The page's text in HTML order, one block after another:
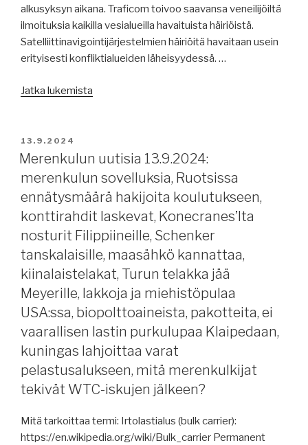
kukin
on,
vanha
tutkimus
päällikölle
ja
yliperämiehelle
30
vuotta
vankeutta
Turkissa,
Draghin
raportti,
muovipelletit
uhkana
merille,
mt
Sounion,
kauppalaivojen
uusi
aste?”
alkusyksyn aikana. Traficom toivoo saavansa veneilijöiltä
ilmoituksia kaikilla vesialueilla havaituista häiriöistä.
Satelliittinavigointijärjestelmien häiriöitä havaitaan usein
erityisesti konfliktialueiden läheisyydessä. …
Jatka lukemista
häirintää,
merenkulkijoiden
palkkakehitys,
raportteja,
konttilinjoihin
muutoksia,
venäläisen
öljyn
hinta
lähenee
60
$,
puutavaran
käsittelystä,
risteilyjä,
merireitin
liikennettä,
JULKAISTU
13.9.2024
Merenkulun uutisia 13.9.2024:
merenkulun sovelluksia, Ruotsissa
ennätysmäärä hakijoita koulutukseen,
konttirahdit laskevat, Konecranes’lta
nosturit Filippiineille, Schenker
tanskalaisille, maasähkö kannattaa,
kiinalaistelakat, Turun telakka jää
Meyerille, lakkoja ja miehistöpulaa
USA:ssa, biopolttoaineista, pakotteita, ei
vaarallisen lastin purkulupaa Klaipedaan,
kuningas lahjoittaa varat
pelastusalukseen, mitä merenkulkijat
tekivät WTC-iskujen jälkeen?
Mitä tarkoittaa termi: Irtolastialus (bulk carrier):
https://en.wikipedia.org/wiki/Bulk_carrier Permanent